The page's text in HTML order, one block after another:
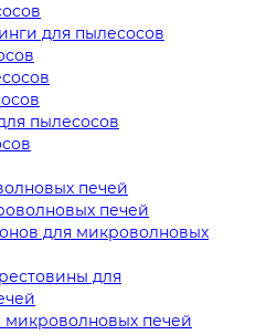
для пылесосов
пылесосов
печей
печей
для микроволновых
для
микроволновых печей